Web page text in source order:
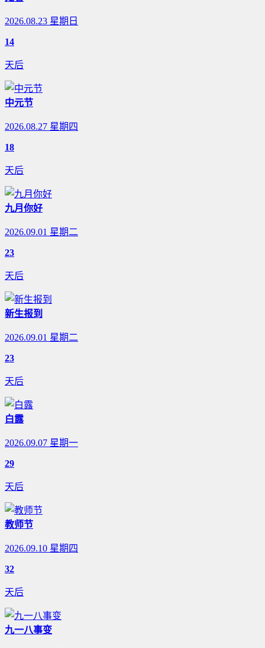
2026.08.23 星期日
14
天后
中元节
2026.08.27 星期四
18
天后
九月你好
2026.09.01 星期二
23
天后
新生报到
2026.09.01 星期二
23
天后
白露
2026.09.07 星期一
29
天后
教师节
2026.09.10 星期四
32
天后
九一八事变